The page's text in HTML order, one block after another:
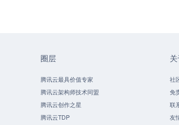
圈层
腾讯云最具价值专家
腾讯云架构师技术同盟
腾讯云创作之星
腾讯云TDP
社
免
联
友